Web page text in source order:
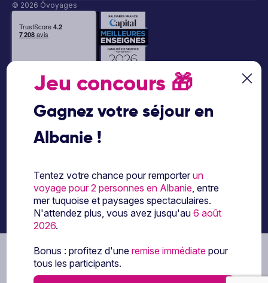
© 2026 Ôvoyages
notre partenaire
Floa
Les partenaires Ôvoyages
Jeu concours 🎁
Gagnez votre séjour en
Albanie !
Tentez votre chance pour remporterun
voyage pour 2 personnes en Albanie, entre
mer tuquoise et paysages spectaculaires.
N'attendez plus, vous avez jusqu'au 6 août
2026.
Bonus : profitez d'uneremise immédiate pour
tous les participants.